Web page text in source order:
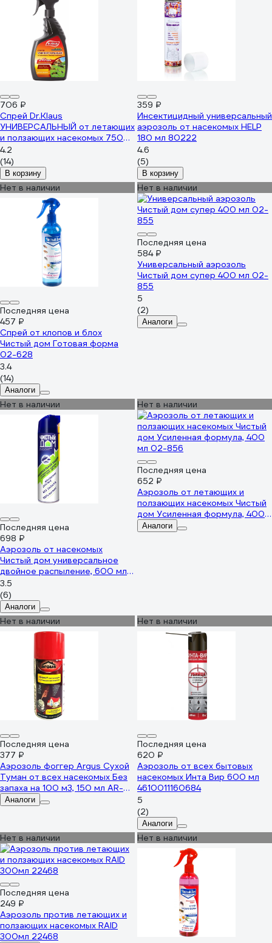
706 ₽
Спрей Dr.Klaus
УНИВЕРСАЛЬНЫЙ от летающих
и ползающих насекомых 750
мл DK04260011
4.2
(14)
В корзину
359 ₽
Инсектицидный универсальный
аэрозоль от насекомых HELP
180 мл 80222
4.6
(5)
В корзину
Нет в наличии
Последняя цена
457 ₽
Спрей от клопов и блох
Чистый дом Готовая форма
02-628
3.4
(14)
Аналоги
Нет в наличии
Последняя цена
584 ₽
Универсальный аэрозоль
Чистый дом супер 400 мл 02-
855
5
(2)
Аналоги
Нет в наличии
Последняя цена
698 ₽
Аэрозоль от насекомых
Чистый дом универсальное
двойное распыление, 600 мл
02-852
3.5
(6)
Аналоги
Нет в наличии
Последняя цена
652 ₽
Аэрозоль от летающих и
ползающих насекомых Чистый
дом Усиленная формула, 400
мл 02-856
Аналоги
Нет в наличии
Последняя цена
377 ₽
Аэрозоль фоггер Argus Сухой
Туман от всех насекомых Без
запаха на 100 м3, 150 мл AR-
2073
Аналоги
Нет в наличии
Последняя цена
620 ₽
Аэрозоль от всех бытовых
насекомых Инта Вир 600 мл
4610011160684
5
(2)
Аналоги
Нет в наличии
Последняя цена
249 ₽
Аэрозоль против летающих и
ползающих насекомых RAID
300мл 22468
Нет в наличии